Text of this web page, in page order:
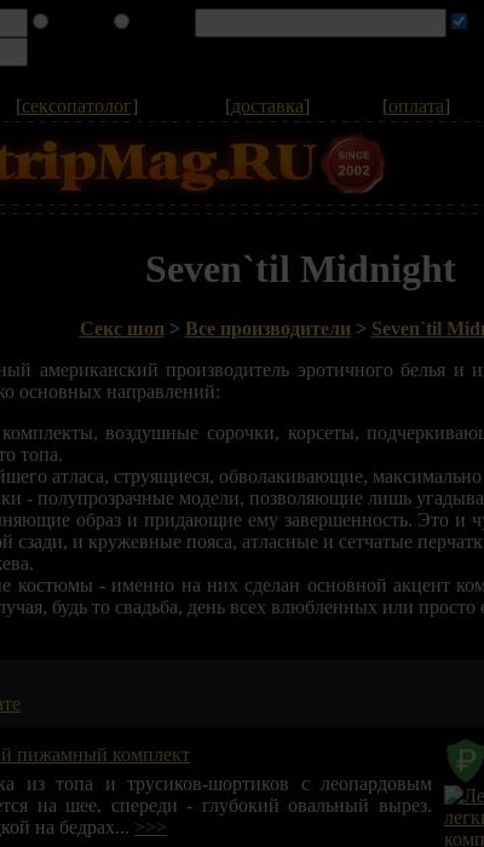
[сексопатолог] [доставка] [оплата]
Seven`til Midnight
Секс шоп> Все производители> Seven`til
американский производитель эротичного белья и
основных направлений:
воздушные сорочки, корсеты,
топа.
атласа, струящиеся, обволакивающие,
- полупрозрачные модели, позволяющие лишь
образ и придающие ему завершенность. Это и
сзади, и кружевные пояса, атласные и сетчатые
костюмы - именно на них сделан основной акцент
будь то свадьба, день всех влюбленных или просто
пижамный комплект
из топа и трусиков-шортиков с леопардовым
на шее, спереди - глубокий овальный вырез.
на бедрах... >>>